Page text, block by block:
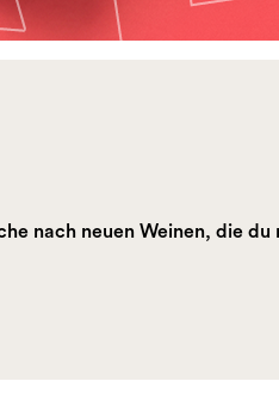
nach neuen Weinen, die